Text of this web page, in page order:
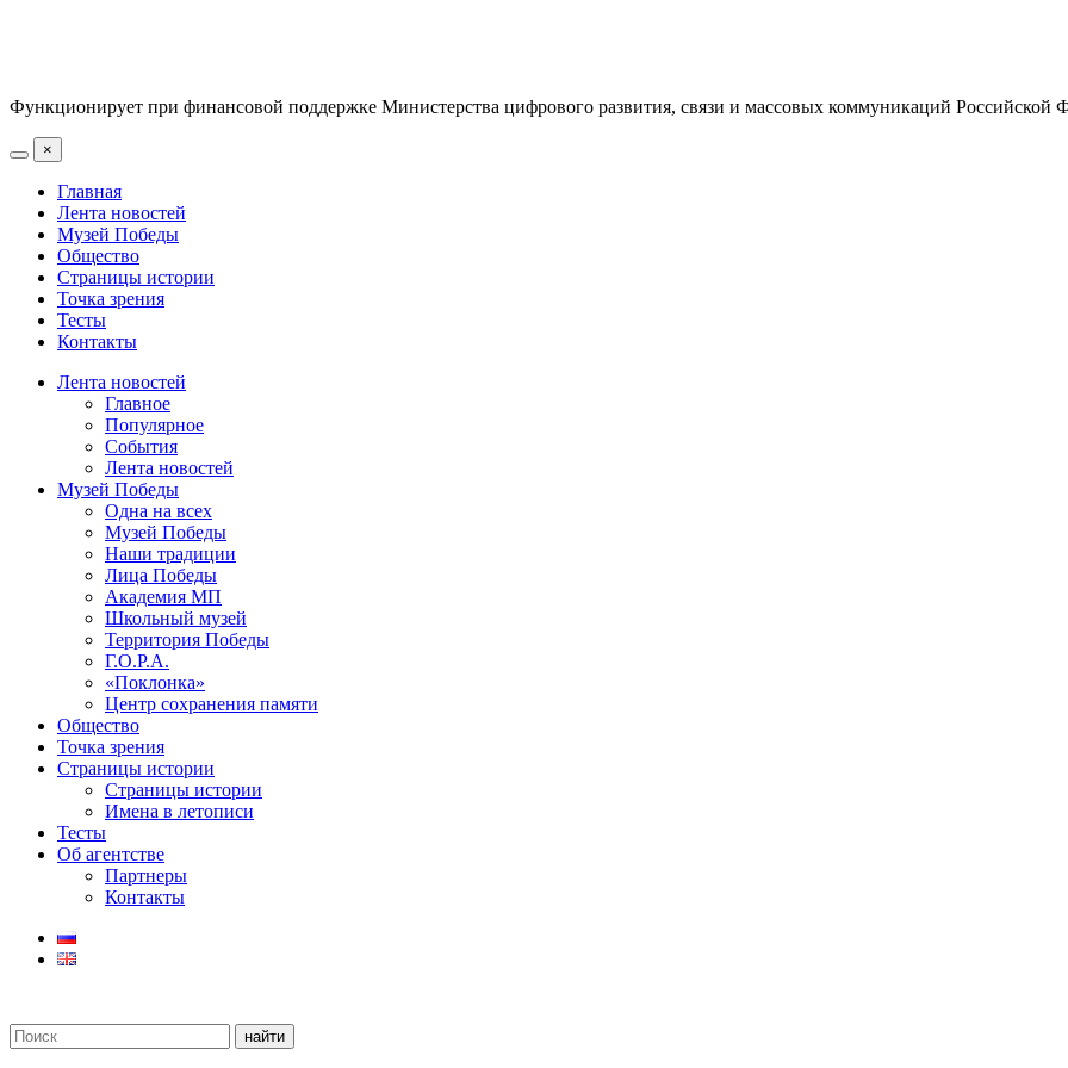
Функционирует при финансовой поддержке Министерства цифрового развития, связи и массовых коммуникаций Российской
×
Главная
Лента новостей
Музей Победы
Общество
Страницы истории
Точка зрения
Тесты
Контакты
Лента новостей
Главное
Популярное
События
Лента новостей
Музей Победы
Одна на всех
Музей Победы
Наши традиции
Лица Победы
Академия МП
Школьный музей
Территория Победы
Г.О.Р.А.
«Поклонка»
Центр сохранения памяти
Общество
Точка зрения
Страницы истории
Страницы истории
Имена в летописи
Тесты
Об агентстве
Партнеры
Контакты